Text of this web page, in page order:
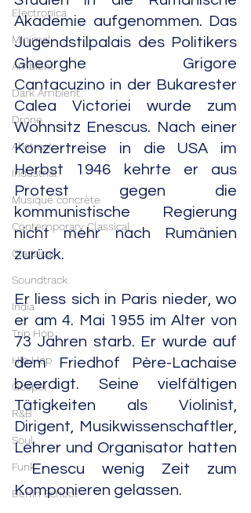
Electronica
Minimal
Ambient
Dark Ambient
Drone
Abstract
Industrial
Musique concrète
Contemporary Classical
Classical
Soundtrack
India
Trip Hop
Hip Hop
Gospel
R&B
Soul
Funk
Berlin School
Akademie aufgenommen. Das
Jugendstilpalais des Politikers
Gheorghe Grigore
Cantacuzino in der Bukarester
Calea Victoriei wurde zum
Wohnsitz Enescus. Nach einer
Konzertreise in die USA im
Herbst 1946 kehrte er aus
Protest gegen die
kommunistische Regierung
nicht mehr nach Rumänien
zurück.
Er liess sich in Paris nieder, wo
er am 4. Mai 1955 im Alter von
73 Jahren starb. Er wurde auf
dem Friedhof Père-Lachaise
beerdigt. Seine vielfältigen
Tätigkeiten als Violinist,
Dirigent, Musikwissenschaftler,
Lehrer und Organisator hatten
Enescu wenig Zeit zum
Komponieren gelassen.